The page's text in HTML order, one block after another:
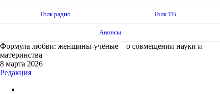
Толк радио Толк ТВ
Анонсы
Формула любви: женщины-учёные – о совмещении науки и
материнства
8 марта 2026
Редакция